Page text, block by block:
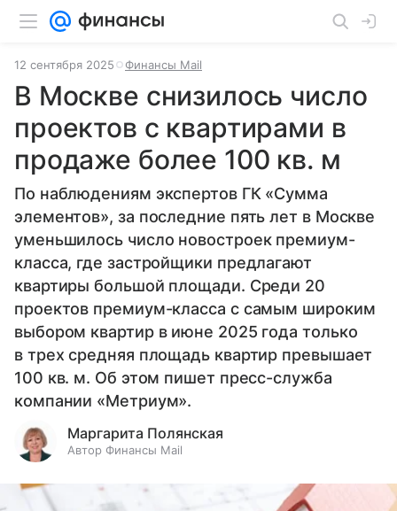
12 сентября 2025 Финансы Mail
В Москве снизилось число
проектов с квартирами в
продаже более 100 кв. м
По наблюдениям экспертов ГК «Сумма
элементов», за последние пять лет в Москве
уменьшилось число новостроек премиум-
класса, где застройщики предлагают
квартиры большой площади. Среди 20
проектов премиум-класса с самым широким
выбором квартир в июне 2025 года только
в трех средняя площадь квартир превышает
100 кв. м. Об этом пишет пресс-служба
компании «Метриум».
Маргарита Полянская
Автор Финансы Mail